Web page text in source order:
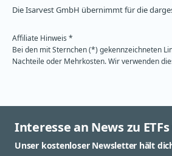
Die Isarvest GmbH übernimmt für die
Affiliate Hinweis *
Bei den mit Sternchen (*) gekennzeichneten
Nachteile oder Mehrkosten. Wir verwenden
Interesse an News zu
Unser kostenloser Newsletter hält